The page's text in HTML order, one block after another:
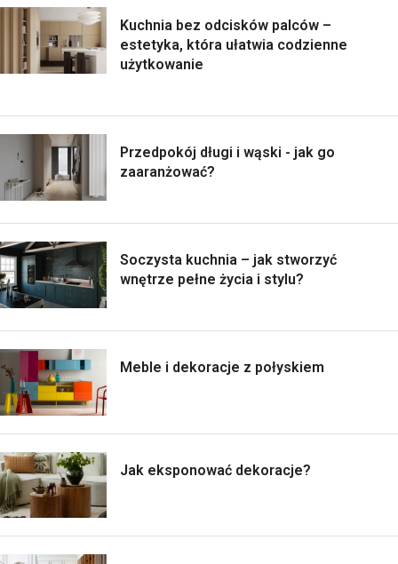
Kuchnia bez odcisków palców –
estetyka, która ułatwia codzienne
użytkowanie
Przedpokój długi i wąski - jak go
zaaranżować?
Soczysta kuchnia – jak stworzyć
wnętrze pełne życia i stylu?
Meble i dekoracje z połyskiem
Jak eksponować dekoracje?